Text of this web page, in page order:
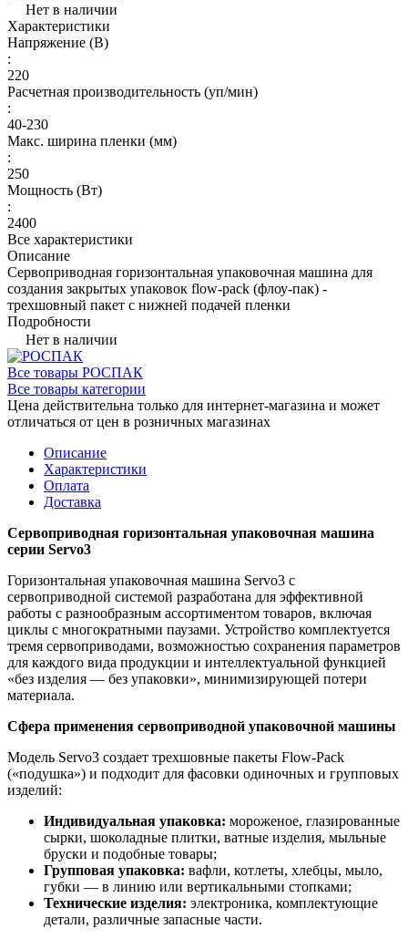
Нет в наличии
Характеристики
Напряжение (В)
:
220
Расчетная производительность (уп/мин)
:
40-230
Макс. ширина пленки (мм)
:
250
Мощность (Вт)
:
2400
Все характеристики
Описание
Сервоприводная горизонтальная упаковочная машина для
создания закрытых упаковок flow-pack (флоу-пак) -
трехшовный пакет с нижней подачей пленки
Подробности
Нет в наличии
Все товары РОСПАК
Все товары категории
Цена действительна только для интернет-магазина и может
отличаться от цен в розничных магазинах
Описание
Характеристики
Оплата
Доставка
Сервоприводная горизонтальная упаковочная машина
серии Servo3
Горизонтальная упаковочная машина Servo3 с
сервоприводной системой разработана для эффективной
работы с разнообразным ассортиментом товаров, включая
циклы с многократными паузами. Устройство комплектуется
тремя сервоприводами, возможностью сохранения параметров
для каждого вида продукции и интеллектуальной функцией
«без изделия — без упаковки», минимизирующей потери
материала.
Сфера применения сервоприводной упаковочной машины
Модель Servo3 создает трехшовные пакеты Flow-Pack
(«подушка») и подходит для фасовки одиночных и групповых
изделий:
Индивидуальная упаковка: мороженое, глазированные
сырки, шоколадные плитки, ватные изделия, мыльные
бруски и подобные товары;
Групповая упаковка: вафли, котлеты, хлебцы, мыло,
губки — в линию или вертикальными стопками;
Технические изделия: электроника, комплектующие
детали, различные запасные части.